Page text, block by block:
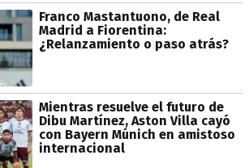
Franco Mastantuono, de Real
Madrid a Fiorentina:
¿Relanzamiento o paso atrás?
Mientras resuelve el futuro de
Dibu Martínez, Aston Villa cayó
con Bayern Múnich en amistoso
internacional